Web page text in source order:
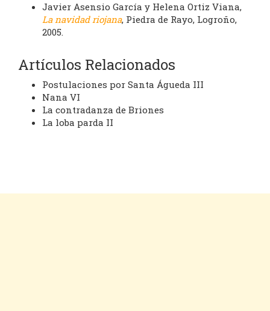
Javier Asensio García y Helena Ortiz Viana,
La navidad riojana, Piedra de Rayo, Logroño,
2005.
Artículos Relacionados
Postulaciones por Santa Águeda III
Nana VI
La contradanza de Briones
La loba parda II